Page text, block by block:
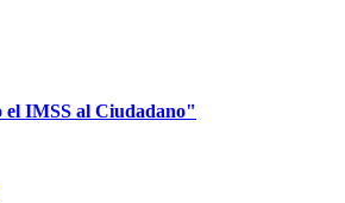
IMSS al Ciudadano"